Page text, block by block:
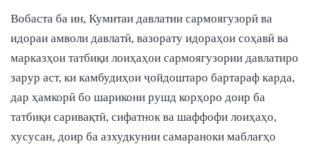
Вобаста ба ин, Кумитаи давлатии сармоягузорӣ ва
идораи амволи давлатӣ, вазорату идораҳои соҳавӣ ва
марказҳои татбиқи лоиҳаҳои сармоягузории давлатиро
зарур аст, ки камбудиҳои ҷойдоштаро бартараф карда,
дар ҳамкорӣ бо шарикони рушд корҳоро доир ба
татбиқи саривақтӣ, сифатнок ва шаффофи лоиҳаҳо,
хусусан, доир ба азхудкунии самараноки маблағҳо